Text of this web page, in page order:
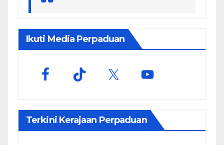
Ikuti Media Perpaduan
Terkini Kerajaan Perpaduan